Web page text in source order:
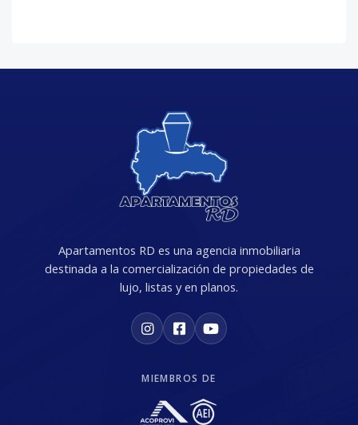
Apartamentos RD es una agencia inmobiliaria
destinada a la comercialización de propiedades de
lujo, listas y en planos.
MIEMBROS DE